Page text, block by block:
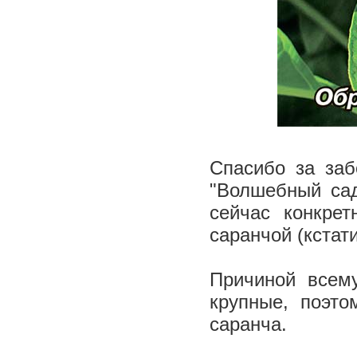
Спасибо за
"Волшебный
сейчас
саранчой
Причиной
крупные,
саранча.